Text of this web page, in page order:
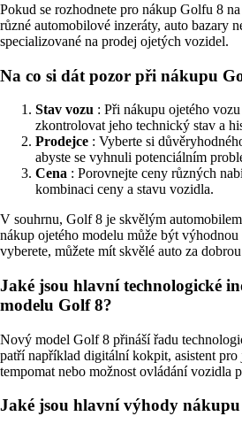
Pokud se rozhodnete pro nákup Golfu 8
různé automobilové inzeráty, auto bazary
specializované na prodej ojetých vozidel.
Na co si dát pozor při nákupu
Stav vozu : Při nákupu ojetého
zkontrolovat jeho technický stav a
Prodejce : Vyberte si
abyste se vyhnuli potenciálním
Cena : Porovnejte ceny různých
kombinaci ceny a stavu vozidla.
V souhrnu, Golf 8 je skvělým
nákup ojetého modelu může být
vyberete, můžete mít skvělé auto za
Jaké jsou hlavní technologické
modelu Golf 8?
Nový model Golf 8 přináší řadu
patří například digitální kokpit, asistent
tempomat nebo možnost ovládání vozidla
Jaké jsou hlavní výhody